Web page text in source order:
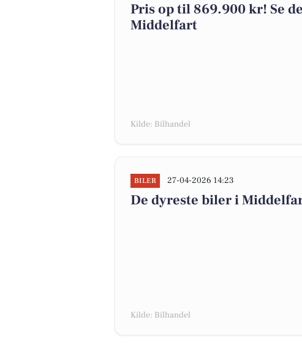
Pris op til 869.900 kr! Se
Middelfart
Kilde: Bilhandel
BILER 27-04-2026 14:23
De dyreste biler i
Kilde: Bilhandel